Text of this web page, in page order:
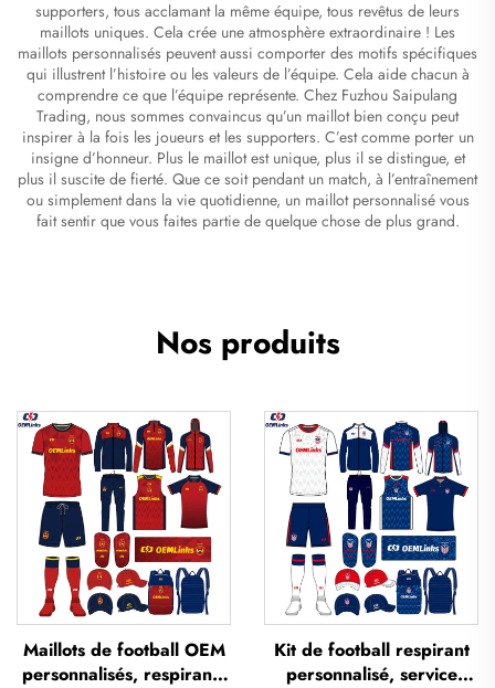
supporters, tous acclamant la même équipe, tous revêtus de leurs
maillots uniques. Cela crée une atmosphère extraordinaire ! Les
maillots personnalisés peuvent aussi comporter des motifs spécifiques
qui illustrent l’histoire ou les valeurs de l’équipe. Cela aide chacun à
comprendre ce que l’équipe représente. Chez Fuzhou Saipulang
Trading, nous sommes convaincus qu’un maillot bien conçu peut
inspirer à la fois les joueurs et les supporters. C’est comme porter un
insigne d’honneur. Plus le maillot est unique, plus il se distingue, et
plus il suscite de fierté. Que ce soit pendant un match, à l’entraînement
ou simplement dans la vie quotidienne, un maillot personnalisé vous
fait sentir que vous faites partie de quelque chose de plus grand.
Nos produits
Maillots de football OEM
personnalisés, respirants
Kit de football respirant
personnalisé, service